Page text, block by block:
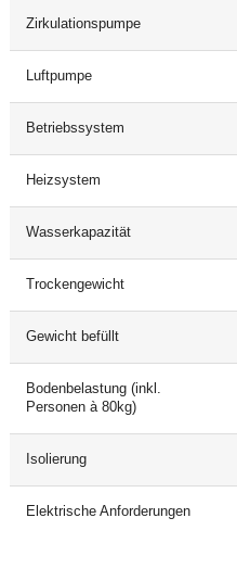
Zirkulationspumpe
Luftpumpe
Betriebssystem
Heizsystem
Wasserkapazität
Trockengewicht
Gewicht befüllt
Bodenbelastung (inkl.
Personen à 80kg)
Isolierung
Elektrische Anforderungen